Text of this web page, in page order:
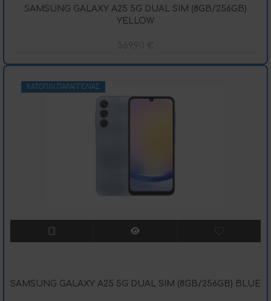
SAMSUNG GALAXY A25 5G DUAL SIM (8GB/256GB)
YELLOW
369,90 €
ΚΑΤΌΠΙΝ ΠΑΡΑΓΓΕΛΊΑΣ
SAMSUNG GALAXY A25 5G DUAL SIM (8GB/256GB) BLUE